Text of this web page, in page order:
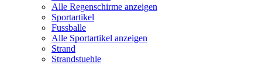
Alle Regenschirme anzeigen
Sportartikel
Fussballe
Alle Sportartikel anzeigen
Strand
Strandstuehle